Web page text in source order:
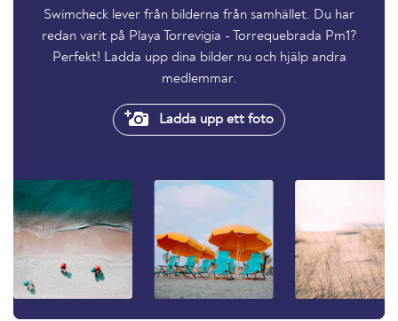
Swimcheck lever från bilderna från samhället. Du har
redan varit på Playa Torrevigia - Torrequebrada Pm1?
Perfekt! Ladda upp dina bilder nu och hjälp andra
medlemmar.
Ladda upp ett foto